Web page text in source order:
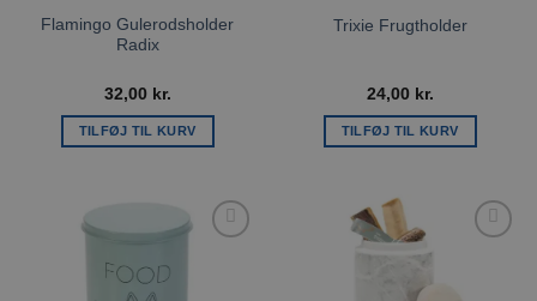
Flamingo Gulerodsholder
Radix
32,00 kr.
TILFØJ TIL KURV
Trixie Frugtholder
24,00 kr.
TILFØJ TIL KURV